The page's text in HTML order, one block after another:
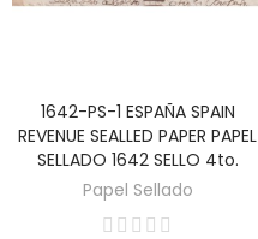
AÑADIR AL CARRITO
1642-PS-1 ESPAÑA SPAIN
REVENUE SEALLED PAPER PAPEL
SELLADO 1642 SELLO 4to.
Papel Sellado